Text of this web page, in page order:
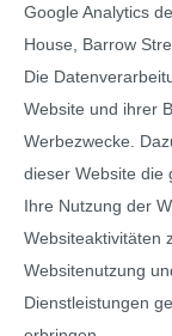
Google Analytics
House, Barrow
Die
Website und ihrer
Werbezwecke.
dieser Website die
Ihre Nutzung der
Websiteaktivitäten
Websitenutzung
Dienstleistungen